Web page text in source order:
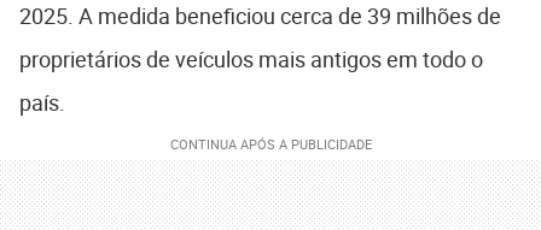
2025. A medida beneficiou cerca de 39 milhões de
proprietários de veículos mais antigos em todo o
país.